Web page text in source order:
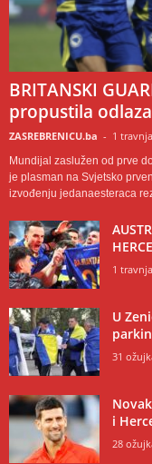
BRITANSKI
propustila
ZASREBRENICU.ba - 1
Mundijal zaslužen od prve
je plasman na Svjetsko
izvođenju jedanaesteraca
1
U
31
i
28